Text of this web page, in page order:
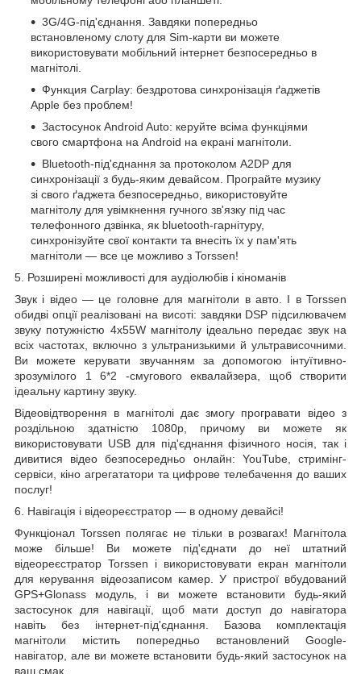
3G/4G-під'єднання. Завдяки попередньо
встановленому слоту для Sim-карти ви можете
використовувати мобільний інтернет безпосередньо в
магнітолі.
Функция Carplay: бездротова синхронізація ґаджетів
Apple без проблем!
Застосунок Android Auto: керуйте всіма функціями
свого смартфона на Android на екрані магнітоли.
Bluetooth-під'єднання за протоколом A2DP для
синхронізації з будь-яким девайсом. Програйте музику
зі свого ґаджета безпосередньо, використовуйте
магнітолу для увімкнення гучного зв'язку під час
телефонного дзвінка, як bluetooth-гарнітуру,
синхронізуйте свої контакти та внесіть їх у пам'ять
магнітоли — все це можливо з Torssen!
5. Розширені можливості для аудіолюбів і кіноманів
Звук і відео — це головне для магнітоли в авто. І в Torssen
обидві опції реалізовані на висоті: завдяки DSP підсилювачем
звуку потужністю 4х55W магнітолу ідеально передає звук на
всіх частотах, включно з ультранизькими й ультрависочними.
Ви можете керувати звучанням за допомогою інтуїтивно-
зрозумілого 1
6*2
-смугового еквалайзера, щоб створити
ідеальну картину звуку.
Відеовідтворення в магнітолі дає змогу програвати відео з
роздільною здатністю
1080р, причому ви можете як
використовувати USB для під'єднання фізичного носія, так і
дивитися відео безпосередньо онлайн: YouTube, стримінг-
сервіси, кіно агрегататори та цифрове телебачення до ваших
послуг!
6. Навігація і відеореєстратор — в одному девайсі!
Функціонал Torssen полягає не тільки в розвагах! Магнітола
може більше! Ви можете під'єднати до неї штатний
відеореєстратор Torssen і використовувати екран магнітоли
для керування відеозаписом камер. У пристрої вбудований
GPS+Glonass модуль, і ви можете встановити будь-який
застосунок для навігації, щоб мати доступ до навігатора
навіть без інтернет-під'єднання. Базова комплектація
магнітоли містить попередньо встановлений Google-
навігатор, але ви можете встановити будь-який застосунок на
ваш смак.